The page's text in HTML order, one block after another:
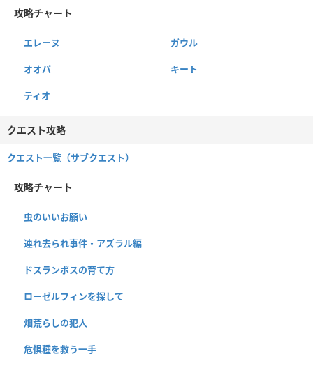
攻略チャート
エレーヌ ガウル
オオパ キート
ティオ
クエスト攻略
クエスト一覧（サブクエスト）
攻略チャート
虫のいいお願い
連れ去られ事件・アズラル編
ドスランポスの育て方
ローゼルフィンを探して
畑荒らしの犯人
危惧種を救う一手